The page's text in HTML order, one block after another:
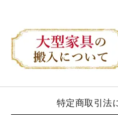
特定商取引法